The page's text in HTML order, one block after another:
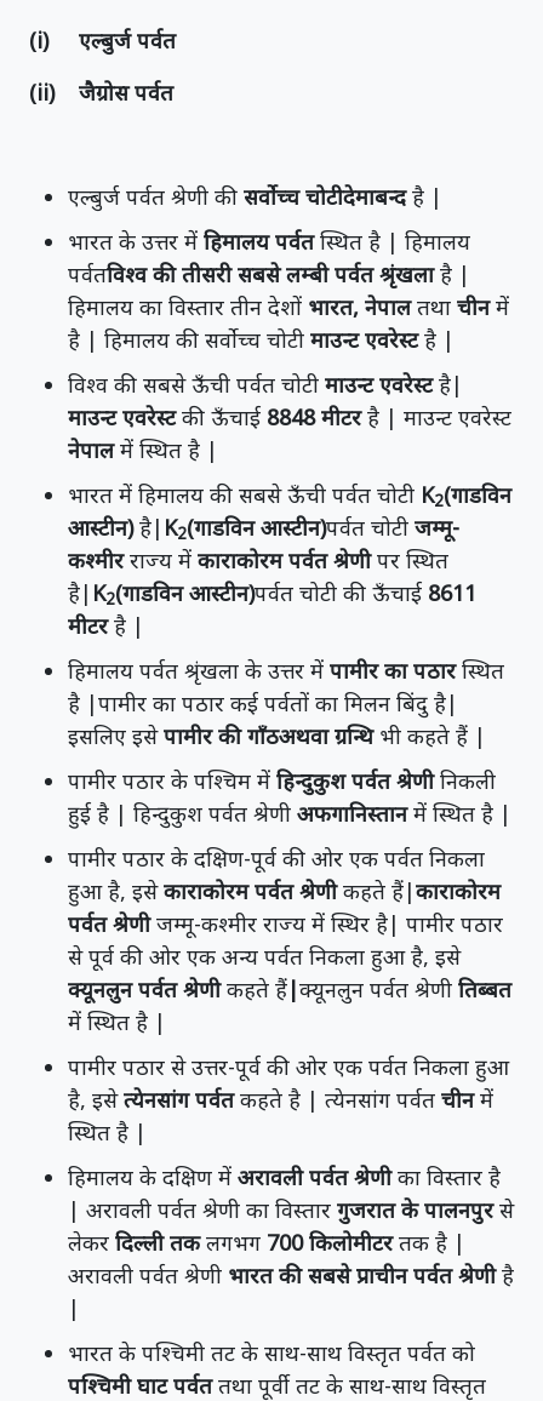
(i) एल्बुर्ज पर्वत
(ii) जैग्रोस पर्वत
एल्बुर्ज पर्वत श्रेणी की सर्वोच्च चोटीदेमाबन्दहै |
भारत के उत्तर में हिमालय पर्वतस्थित है | हिमालय
पर्वतविश्व की तीसरी सबसे लम्बी पर्वत श्रृंखलाहै |
हिमालय का विस्तार तीन देशों भारत, नेपालतथा चीनमें
है | हिमालय की सर्वोच्च चोटी माउन्ट एवरेस्टहै |
विश्व की सबसे ऊँची पर्वत चोटी माउन्ट एवरेस्टहै|
माउन्ट एवरेस्टकी ऊँचाई 8848 मीटरहै | माउन्ट एवरेस्ट
नेपालमें स्थित है |
भारत में हिमालय की सबसे ऊँची पर्वत चोटी K2(गाडविन
आस्टीन)है| K2(गाडविन आस्टीन)पर्वत चोटी जम्मू-
कश्मीरराज्य में काराकोरम पर्वत श्रेणीपर स्थित
है| K2(गाडविन आस्टीन)पर्वत चोटी की ऊँचाई 8611
मीटरहै |
हिमालय पर्वत श्रृंखला के उत्तर में पामीर का पठारस्थित
है |पामीर का पठार कई पर्वतों का मिलन बिंदु है|
इसलिए इसेपामीर की गाँठअथवा ग्रन्थिभी कहते हैं |
पामीर पठार के पश्चिम में हिन्दुकुश पर्वत श्रेणीनिकली
हुई है | हिन्दुकुश पर्वत श्रेणी अफगानिस्तानमें स्थित है |
पामीर पठार के दक्षिण-पूर्व की ओर एक पर्वत निकला
हुआ है, इसेकाराकोरम पर्वत श्रेणीकहते हैं|काराकोरम
पर्वत श्रेणीजम्मू-कश्मीर राज्य में स्थिर है| पामीर पठार
से पूर्व की ओर एक अन्य पर्वत निकला हुआ है, इसे
क्यूनलुन पर्वत श्रेणीकहते हैं|क्यूनलुन पर्वत श्रेणी तिब्बत
में स्थित है |
पामीर पठार से उत्तर-पूर्व की ओर एक पर्वत निकला हुआ
है, इसेत्येनसांग पर्वतकहते है | त्येनसांग पर्वत चीनमें
स्थित है |
हिमालय के दक्षिण में अरावली पर्वत श्रेणीका विस्तार है
| अरावली पर्वत श्रेणी का विस्तार गुजरात के पालनपुरसे
लेकर दिल्ली तकलगभग 700 किलोमीटरतक है |
अरावली पर्वत श्रेणी भारत की सबसे प्राचीन पर्वत श्रेणीहै
|
भारत के पश्चिमी तट के साथ-साथ विस्तृत पर्वत को
पश्चिमी घाट पर्वततथा पूर्वी तट के साथ-साथ विस्तृत